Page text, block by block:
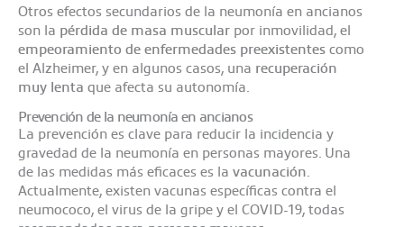
Otros efectos secundarios de la neumonía en ancianos
son la pérdida de masa muscular por inmovilidad, el
empeoramiento de enfermedades preexistentes como
el Alzheimer, y en algunos casos, una recuperación
muy lenta que afecta su autonomía.
Prevención de la neumonía en ancianos
La prevención es clave para reducir la incidencia y
gravedad de la neumonía en personas mayores. Una
de las medidas más eficaces es la vacunación.
Actualmente, existen vacunas específicas contra el
neumococo, el virus de la gripe y el COVID-19, todas